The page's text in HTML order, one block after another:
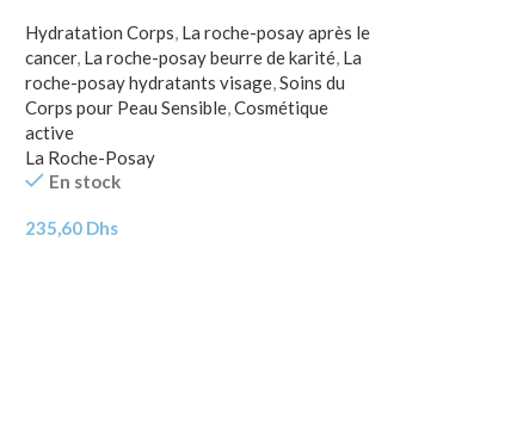
sensible et Allergique | 40ml
Hydratation Corps La roche-posay après le
cancer, La roche-posay beurre de karité La
roche-posay hydratants visage Soins du
Corps pour Peau Sensible Cosmétique
active
La Roche-Posay
En stock
235,60 Dhs